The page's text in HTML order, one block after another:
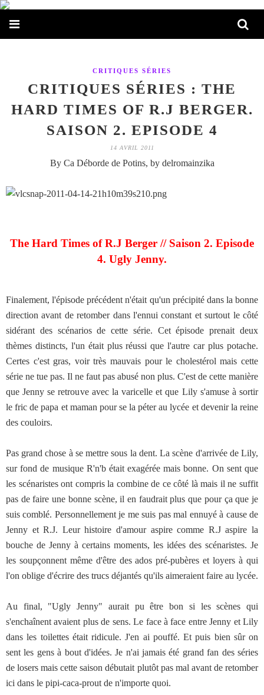
CRITIQUES SÉRIES
CRITIQUES SÉRIES : THE
HARD TIMES OF R.J BERGER.
SAISON 2. EPISODE 4
14 AVRIL 2011
By Ca Déborde de Potins, by delromainzika
The Hard Times of R.J Berger // Saison 2. Episode
4. Ugly Jenny.
Finalement, l'épisode précédent n'était qu'un précipité dans la bonne
direction avant de retomber dans l'ennui constant et surtout le côté
sidérant des scénarios de cette série. Cet épisode prenait deux
thèmes distincts, l'un était plus réussi que l'autre car plus potache.
Certes c'est gras, voir très mauvais pour le cholestérol mais cette
série ne tue pas. Il ne faut pas abusé non plus. C'est de cette manière
que Jenny se retrouve avec la varicelle et que Lily s'amuse à sortir
le fric de papa et maman pour se la péter au lycée et devenir la reine
des couloirs.
Pas grand chose à se mettre sous la dent. La scène d'arrivée de Lily,
sur fond de musique R'n'b était exagérée mais bonne. On sent que
les scénaristes ont compris la combine de ce côté là mais il ne suffit
pas de faire une bonne scène, il en faudrait plus que pour ça que je
suis comblé. Personnellement je me suis pas mal ennuyé à cause de
Jenny et R.J. Leur histoire d'amour aspire comme R.J aspire la
bouche de Jenny à certains moments, les idées des scénaristes. Je
les soupçonnent même d'être des ados pré-pubères et loyers à qui
l'on oblige d'écrire des trucs déjantés qu'ils aimeraient faire au lycée.
Au final, "Ugly Jenny" aurait pu être bon si les scènes qui
s'enchaînent avaient plus de sens. Le face à face entre Jenny et Lily
dans les toilettes était ridicule. J'en ai pouffé. Et puis bien sûr on
sent les gens à bout d'idées. Je n'ai jamais été grand fan des séries
de losers mais cette saison débutait plutôt pas mal avant de retomber
ici dans le pipi-caca-prout de n'importe quoi.